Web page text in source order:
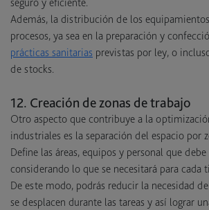
Además, la distribución de los
procesos, ya sea en la preparación y
prácticas sanitarias previstas por ley, o
de stocks.
12. Creación de zonas de trabajo
Otro aspecto que contribuye a la
industriales es la separación del espacio por
Define las áreas, equipos y personal que debe
considerando lo que se necesitará para cada
De este modo, podrás reducir la necesidad
se desplacen durante las tareas y así lograr